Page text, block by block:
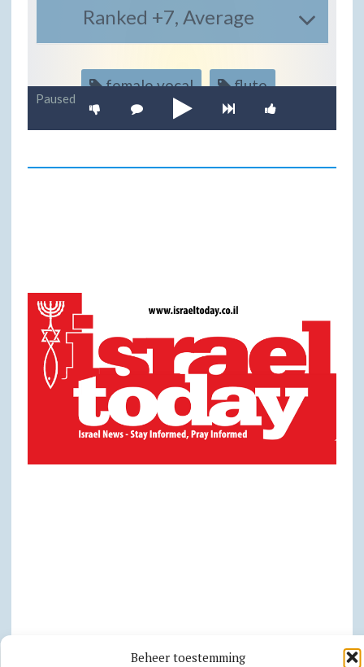
Beheer toestemming